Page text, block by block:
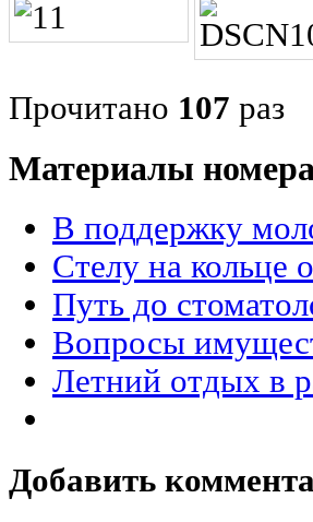
Прочитано 107 раз
Материалы
В поддержку
Стелу на кольце
Путь до
Вопросы
Летний отдых в
Добавить